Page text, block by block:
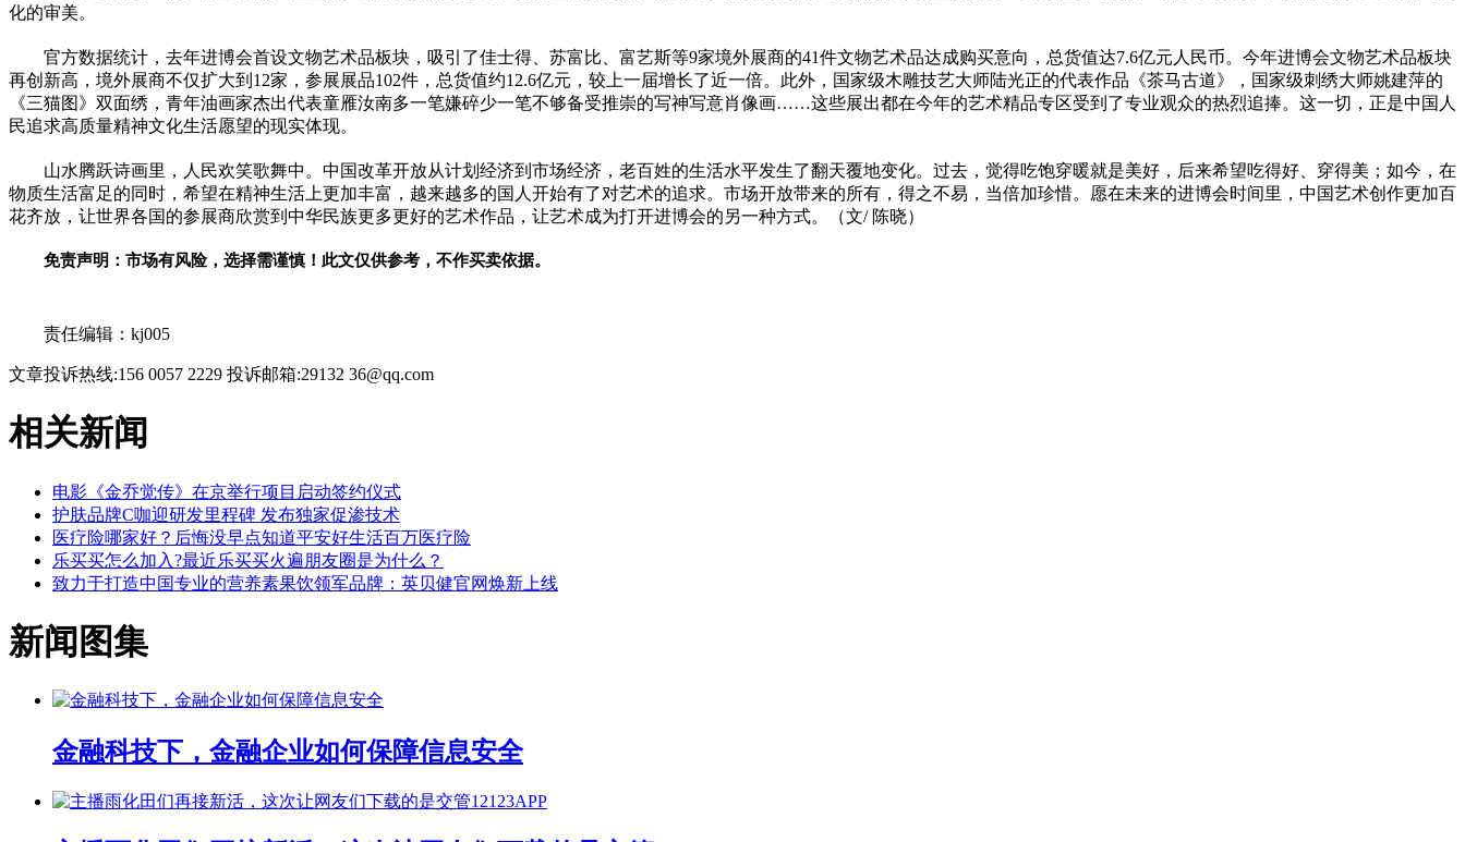
化的审美。
官方数据统计，去年进博会首设文物艺术品板块，吸引了佳士得、苏富比、富艺斯等9家境外展商的41件文物艺术品达成购买意向，总货值达7.6亿元人民币。今年进博会文物艺术品板块
再创新高，境外展商不仅扩大到12家，参展展品102件，总货值约12.6亿元，较上一届增长了近一倍。此外， 国家级木雕技艺大师陆光正的代表作品《茶马古道》， 国家级刺绣大师姚建萍的
《三猫图》双面绣，青年油画家杰出代表童雁汝南多一笔嫌碎少一笔不够备受推崇的写神写意肖像画……这些展出都在今年的艺术精品专区受到了专业观众的热烈追捧。这一切，正是中国人
民追求高质量精神文化生活愿望的现实体现。
山水腾跃诗画里，人民欢笑歌舞中。中国改革开放从计划经济到市场经济，老百姓的生活水平发生了翻天覆地变化。过去，觉得吃饱穿暖就是美好，后来希望吃得好、穿得美；如今，在
物质生活富足的同时，希望在精神生活上更加丰富，越来越多的国人开始有了对艺术的追求。市场开放带来的所有，得之不易，当倍加珍惜。愿在未来的进博会时间里，中国艺术创作更加百
花齐放，让世界各国的参展商欣赏到中华民族更多更好的艺术作品，让艺术成为打开进博会的另一种方式。（文/ 陈晓）
免责声明：市场有风险，选择需谨慎！此文仅供参考，不作买卖依据。
责任编辑：kj005
文章投诉热线:156 0057 2229 投诉邮箱:29132 36@qq.com
相关新闻
电影《金乔觉传》在京举行项目启动签约仪式
护肤品牌C咖迎研发里程碑 发布独家促渗技术
医疗险哪家好？后悔没早点知道平安好生活百万医疗险
乐买买怎么加入?最近乐买买火遍朋友圈是为什么？
致力于打造中国专业的营养素果饮领军品牌：英贝健官网焕新上线
新闻图集
金融科技下，金融企业如何保障信息安全